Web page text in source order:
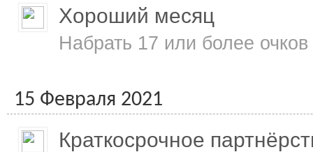
Хороший месяц
Набрать 17 или более
15 Февраля 2021
Краткосрочное